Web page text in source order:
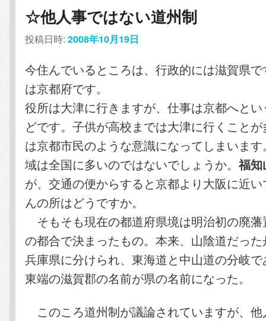
☆他人事ではない道州制
投稿日時:2008年10月19日
今住んでいるところは、行政的には滋賀県
は京都府です。
役所は大津に行きますが、仕事は京都へと
どです。子供が高校までは大津に行くこと
は京都市民のような意識になってしまいま
域は全国に多いのではないでしょうか。福知
が、交通の便からすると京都より大阪に近
んの所はどうですか。
そもそも現在の都道府県境は明治初の廃
の都合で決まったもの。本来、山陰道だっ
兵庫県に分けられ、東海道と中山道の分岐
東端の滋賀郡の名前が県の名前になった。
このころ道州制が議論されていますが、